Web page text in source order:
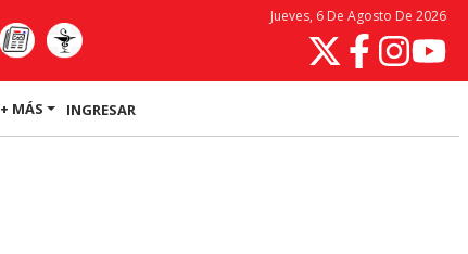
Jueves, 6 De Agosto De 2026
+ MÁS INGRESAR